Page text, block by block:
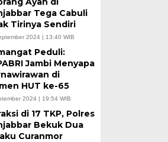
Nobar di
Barat,
Bersama
- 07:18 WIB
Tega Cabuli
Tirinya Sendiri
2024 | 13:40 WIB
Peduli:
Jambi Menyapa
di
HUT ke-65
2024 | 19:54 WIB
di 17 TKP, Polres
Bekuk Dua
Curanmor